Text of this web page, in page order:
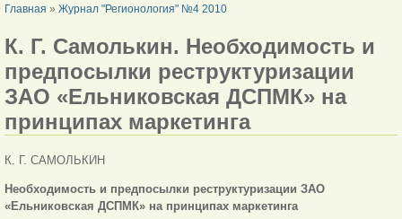
ВЫ ЗДЕСЬ
Главная » Журнал "Регионология" №4 2010
К. Г. Самолькин. Необходимость и
предпосылки реструктуризации
ЗАО «Ельниковская ДСПМК» на
принципах маркетинга
К. Г. САМОЛЬКИН
Необходимость и предпосылки реструктуризации ЗАО
«Ельниковская ДСПМК» на принципах маркетинга